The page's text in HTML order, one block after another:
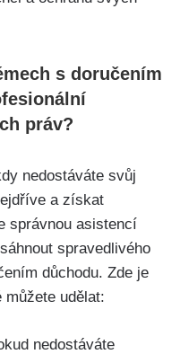
s doručením
práv?
nedostáváte svůj
a získat
správnou asistencí
spravedlivého
důchodu. Zde je
udělat:
nedostáváte